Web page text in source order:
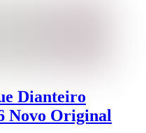
Dianteiro
Novo Original